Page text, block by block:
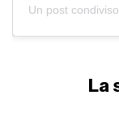
Un post
La